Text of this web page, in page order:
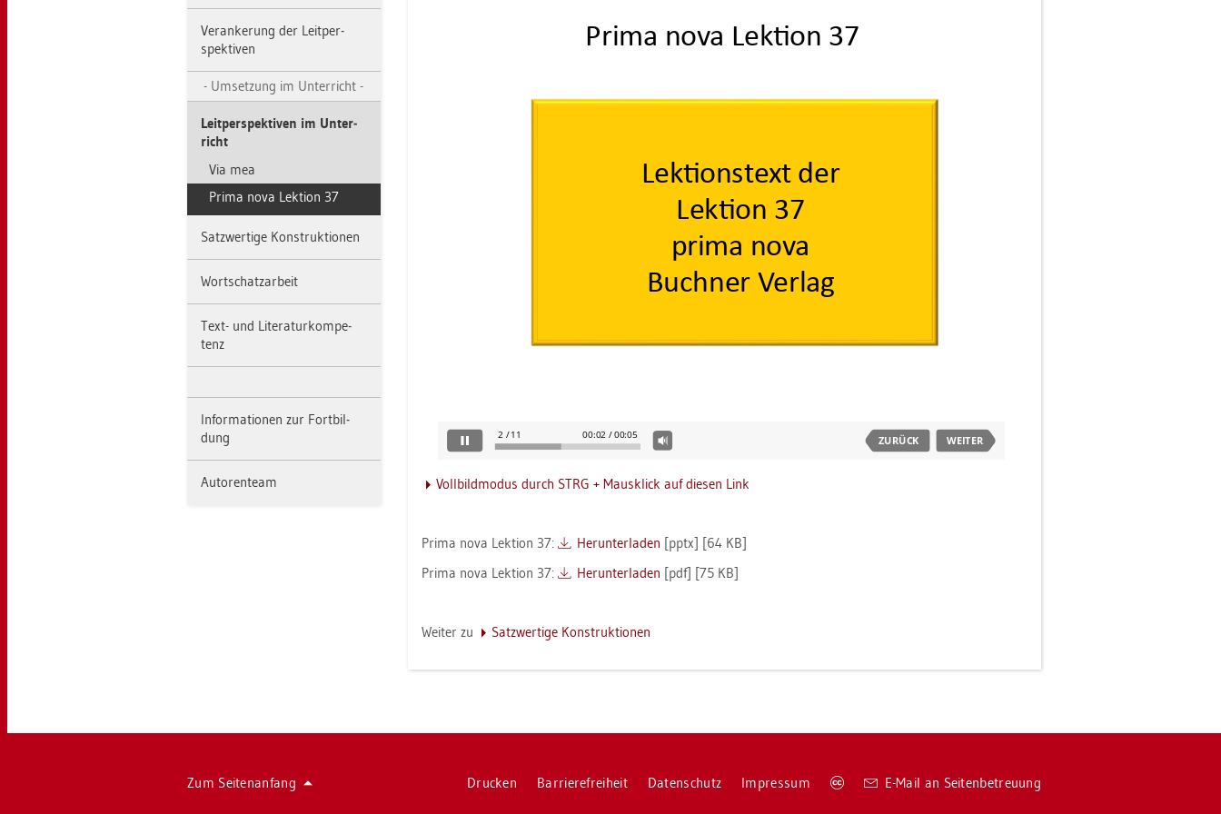
Ver­an­ke­rung der Leit­per­
spek­ti­ven
Um­set­zung im Un­ter­richt
Leit­per­spek­ti­ven im Un­ter­
richt
Via mea
Prima nova Lek­ti­on 37
Satz­wer­ti­ge Kon­struk­tio­nen
Wort­schatz­ar­beit
Text- und Li­te­ra­tur­kom­pe­
tenz
In­for­ma­tio­nen zur Fort­bil­
dung
Au­to­ren­team Voll­bild­mo­dus durch STRG + Maus­klick auf die­sen Link
Prima nova Lek­ti­on 37: Her­un­ter­la­den [pptx] [64 KB]
Prima nova Lek­ti­on 37:
Her­un­ter­la­den [pdf] [75 KB]
Wei­ter zu Satz­wer­ti­ge Kon­struk­tio­nen
Dru­cken Bar­rie­re­frei­heit Da­ten­schutz Im­pres­sum
Co­
E-Mail an Sei­ten­be­treu­ung
Zum Sei­ten­an­fang